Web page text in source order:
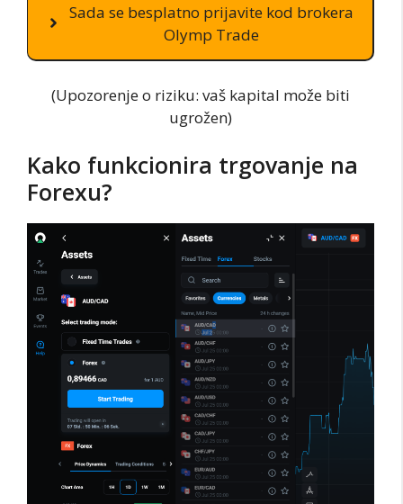
Sada se besplatno prijavite kod brokera
Olymp Trade
(Upozorenje o riziku: vaš kapital može biti
ugrožen)
Kako funkcionira trgovanje na
Forexu?